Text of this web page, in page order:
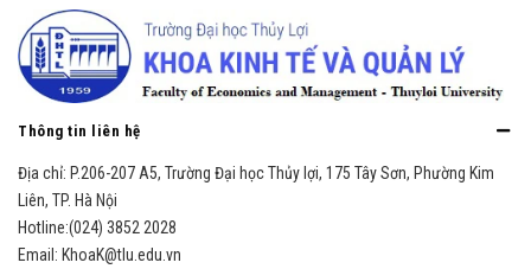
Thông tin liên hệ
Địa chỉ: P.206-207 A5, Trường Đại học Thủy lợi, 175 Tây Sơn, Phường Kim
Liên, TP. Hà Nội
Hotline:(024) 3852 2028
Email: KhoaK@tlu.edu.vn